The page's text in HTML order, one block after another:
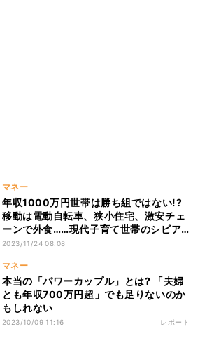
マネー
年収1000万円世帯は勝ち組ではない!?
移動は電動自転車、狭小住宅、激安チェ
ーンで外食……現代子育て世帯のシビア
なお金事情を徹底分析した本が登場
2023/11/24 08:08
マネー
本当の「パワーカップル」とは? 「夫婦
とも年収700万円超」でも足りないのか
もしれない
2023/10/09 11:16 レポート